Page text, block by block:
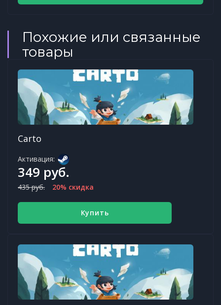
Похожие или связанные
товары
Carto
Активация:
349 руб.
435 руб. 20% скидка
Купить